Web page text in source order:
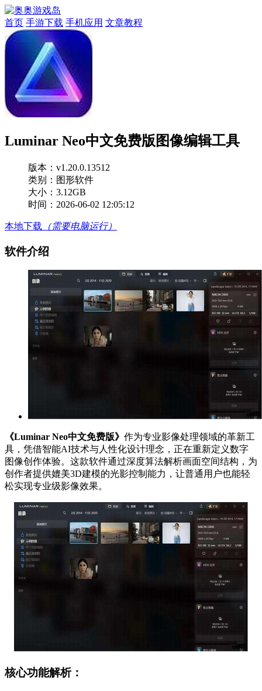
首页 手游下载 手机应用 文章教程
Luminar Neo中文免费版图像编辑工具
版本： v1.20.0.13512
类别：图形软件
大小：3.12GB
时间：2026-06-02 12:05:12
本地下载 （需要电脑运行）
软件介绍
《Luminar Neo中文免费版》 作为专业影像处理领域的革新工
具，凭借智能AI技术与人性化设计理念，正在重新定义数字
图像创作体验。这款软件通过深度算法解析画面空间结构，为
创作者提供媲美3D建模的光影控制能力，让普通用户也能轻
松实现专业级影像效果。
核心功能解析：